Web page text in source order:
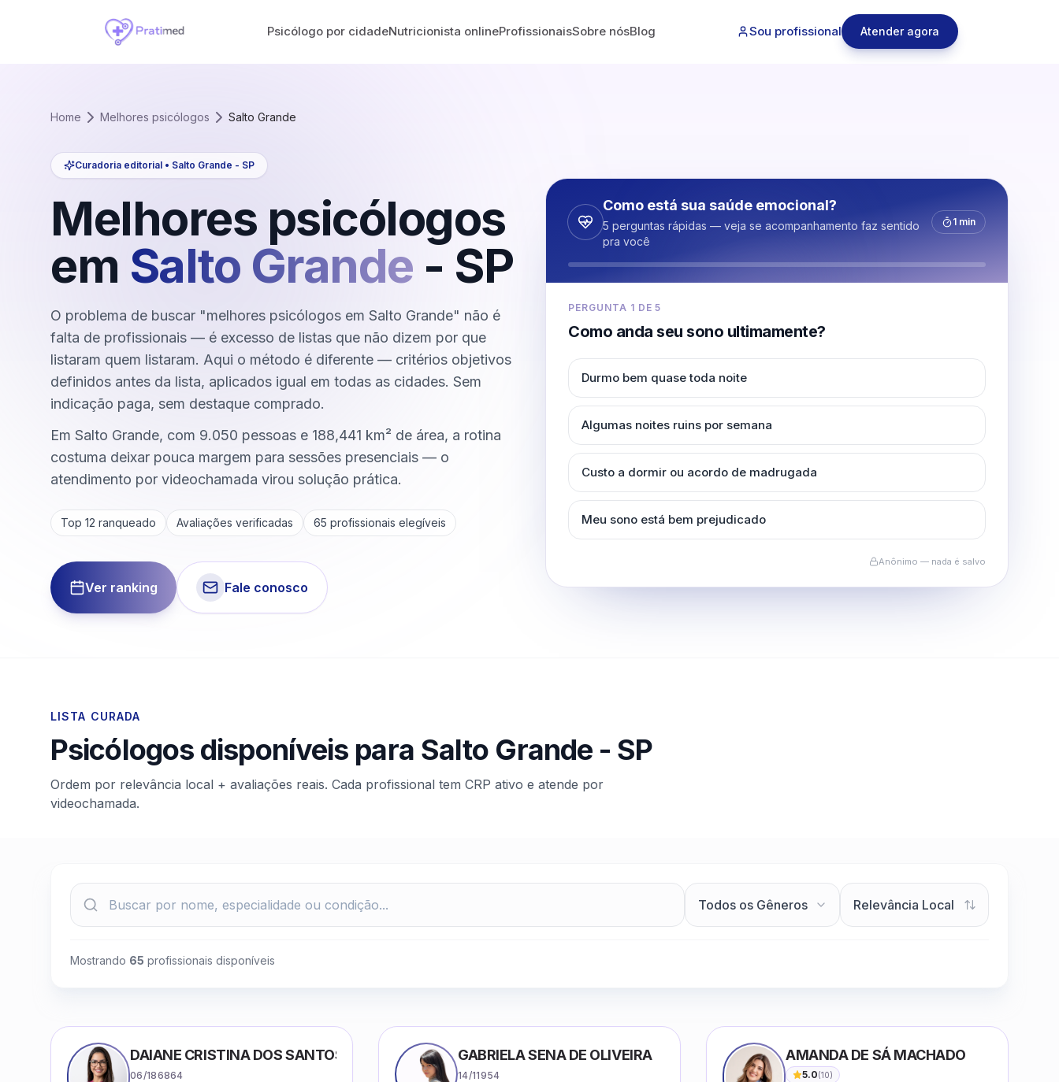
Psicólogo por cidadeNutricionista onlineProfissionaisSobre nósBlog Sou profissional Atender agora
Home Melhores psicólogos Salto Grande
Curadoria editorial • Salto Grande - SP
Melhores psicólogos
em Salto Grande - SP
O problema de buscar "melhores psicólogos em Salto Grande" não é
falta de profissionais — é excesso de listas que não dizem por que
listaram quem listaram. Aqui o método é diferente — critérios objetivos
definidos antes da lista, aplicados igual em todas as cidades. Sem
indicação paga, sem destaque comprado.
Em Salto Grande, com 9.050 pessoas e 188,441 km² de área, a rotina
costuma deixar pouca margem para sessões presenciais — o
atendimento por videochamada virou solução prática.
Top 12 ranqueado Avaliações verificadas 65 profissionais elegíveis
Ver ranking Fale conosco
Como está sua saúde emocional?
5 perguntas rápidas — veja se acompanhamento faz sentido
pra você
1 min
PERGUNTA 1 DE5
Como anda seu sono ultimamente?
Durmo bem quase toda noite
Algumas noites ruins por semana
Custo a dormir ou acordo de madrugada
Meu sono está bem prejudicado
Anônimo — nada é salvo
LISTA CURADA
Psicólogos disponíveis para Salto Grande - SP
Ordem por relevância local + avaliações reais. Cada profissional tem CRP ativo e atende por
videochamada.
Mostrando 65 profissionais disponíveis
DAIANE CRISTINA DOS SANTOS
06/186864
GABRIELA SENA DE OLIVEIRA
14/11954
AMANDA DE SÁ MACHADO
5.0(10)